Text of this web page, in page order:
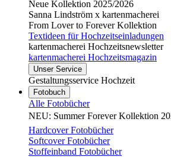
Neue Kollektion 2025/2026
Sanna Lindström x kartenmacherei
From Lover to Forever Kollektion
Textideen für Hochzeitseinladungen
kartenmacherei Hochzeitsnewsletter
kartenmacherei Hochzeitsmagazin
Unser Service
Gestaltungsservice Hochzeit
Fotobuch
Alle Fotobücher
NEU: Summer Forever Kollektion
Hardcover Fotobücher
Softcover Fotobücher
Stoffeinband Fotobücher